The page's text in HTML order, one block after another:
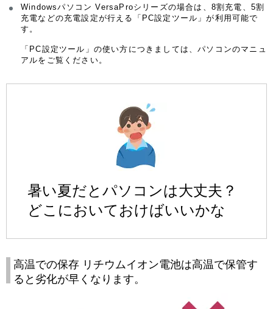
Windowsパソコン VersaProシリーズの場合は、8割充電、5割
充電などの充電設定が行える「PC設定ツール」が利用可能で
す。
「PC設定ツール」の使い方につきましては、パソコンのマニュ
アルをご覧ください。
暑い夏だとパソコンは大丈夫？
どこにおいておけばいいかな
高温での保存 リチウムイオン電池は高温で保管す
ると劣化が早くなります。